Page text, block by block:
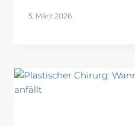
5. März 2026